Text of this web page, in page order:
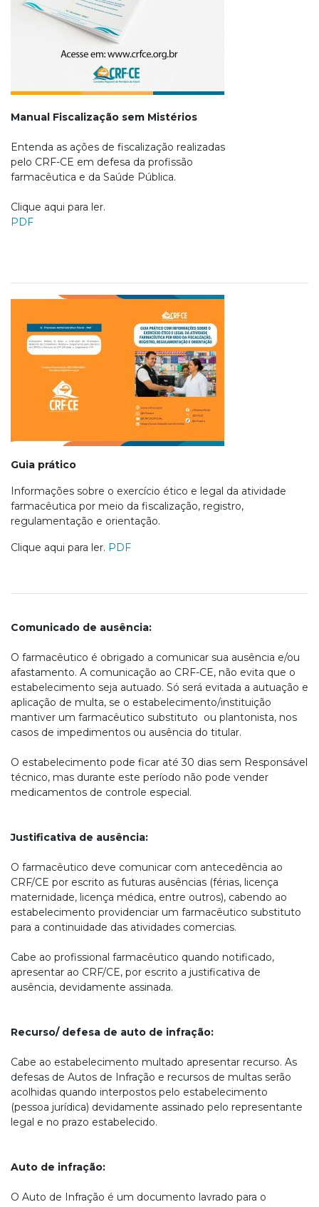
Manual Fiscalização sem Mistérios
Entenda as ações de fiscalização realizadas
pelo CRF-CE em defesa da profissão
farmacêutica e da Saúde Pública.
Clique aqui para ler.
PDF
Guia prático
Informações sobre o exercício ético e legal da atividade
farmacêutica por meio da fiscalização, registro,
regulamentação e orientação.
Clique aqui para ler. PDF
Comunicado de ausência:
O farmacêutico é obrigado a comunicar sua ausência e/ou
afastamento. A comunicação ao CRF-CE, não evita que o
estabelecimento seja autuado. Só será evitada a autuação e
aplicação de multa, se o estabelecimento/instituição
mantiver um farmacêutico substituto ou plantonista, nos
casos de impedimentos ou ausência do titular.
O estabelecimento pode ficar até 30 dias sem Responsável
técnico, mas durante este período não pode vender
medicamentos de controle especial.
Justificativa de ausência:
O farmacêutico deve comunicar com antecedência ao
CRF/CE por escrito as futuras ausências (férias, licença
maternidade, licença médica, entre outros), cabendo ao
estabelecimento providenciar um farmacêutico substituto
para a continuidade das atividades comercias.
Cabe ao profissional farmacêutico quando notificado,
apresentar ao CRF/CE, por escrito a justificativa de
ausência, devidamente assinada.
Recurso/ defesa de auto de infração:
Cabe ao estabelecimento multado apresentar recurso. As
defesas de Autos de Infração e recursos de multas serão
acolhidas quando interpostos pelo estabelecimento
(pessoa jurídica) devidamente assinado pelo representante
legal e no prazo estabelecido.
Auto de infração:
O Auto de Infração é um documento lavrado para o